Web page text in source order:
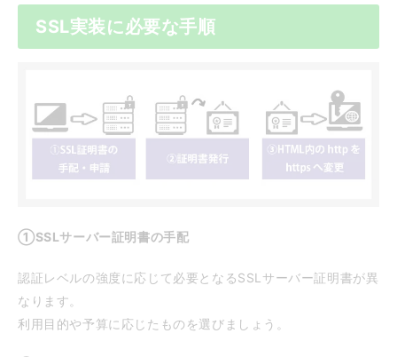
SSL実装に必要な手順
①SSLサーバー証明書の手配
認証レベルの強度に応じて必要となるSSLサーバー証明書が異
なります。
利用目的や予算に応じたものを選びましょう。